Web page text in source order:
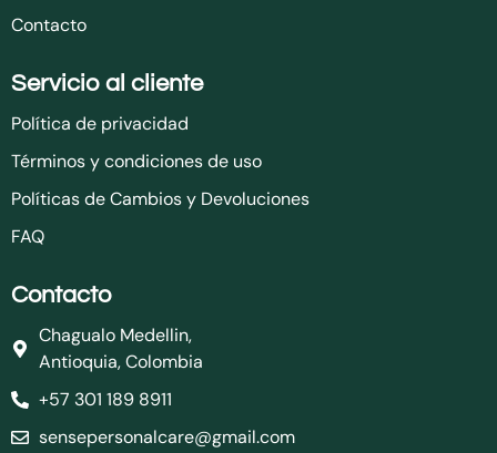
Contacto
Servicio al cliente
Política de privacidad
Términos y condiciones de uso
Políticas de Cambios y Devoluciones
FAQ
Contacto
Chagualo Medellin,
Antioquia, Colombia
+57 301 189 8911
sensepersonalcare@gmail.com